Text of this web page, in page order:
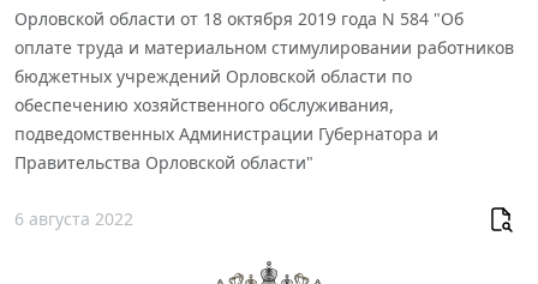
Орловской области от 18 октября 2019 года N 584 "Об
оплате труда и материальном стимулировании работников
бюджетных учреждений Орловской области по
обеспечению хозяйственного обслуживания,
подведомственных Администрации Губернатора и
Правительства Орловской области"
6 августа 2022